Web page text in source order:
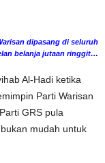
dipasang di seluruh
belanja jutaan ringgit…
Al-Hadi ketika
Parti Warisan
GRS pula
mudah untuk